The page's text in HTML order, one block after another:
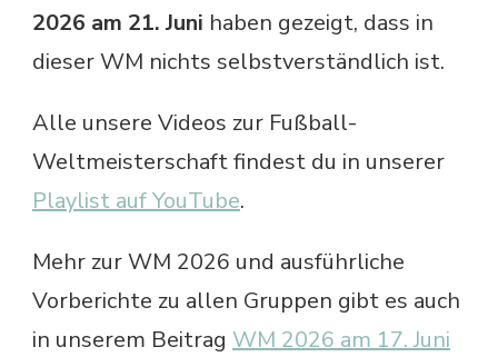
2026 am 21. Juni haben gezeigt, dass in
dieser WM nichts selbstverständlich ist.
Alle unsere Videos zur Fußball-
Weltmeisterschaft findest du in unserer
Playlist auf YouTube.
Mehr zur WM 2026 und ausführliche
Vorberichte zu allen Gruppen gibt es auch
in unserem Beitrag WM 2026 am 17. Juni